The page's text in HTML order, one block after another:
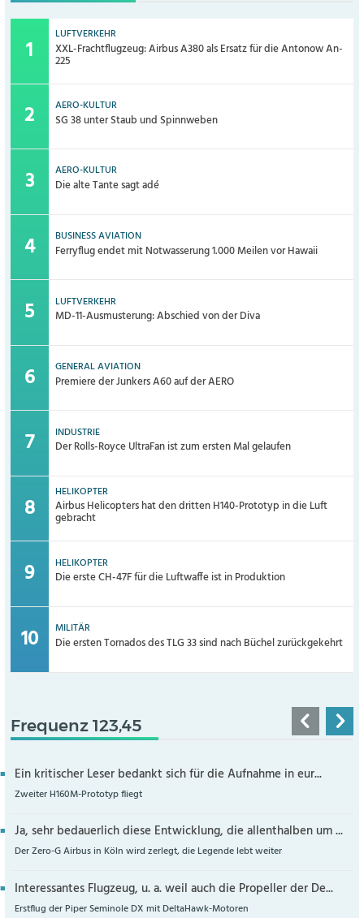
LUFTVERKEHR
XXL-Frachtflugzeug: Airbus A380 als Ersatz für die Antonow An-
225
AERO-KULTUR
SG 38 unter Staub und Spinnweben
AERO-KULTUR
Die alte Tante sagt adé
BUSINESS AVIATION
Ferryflug endet mit Notwasserung 1.000 Meilen vor Hawaii
LUFTVERKEHR
MD-11-Ausmusterung: Abschied von der Diva
GENERAL AVIATION
Premiere der Junkers A60 auf der AERO
INDUSTRIE
Der Rolls-Royce UltraFan ist zum ersten Mal gelaufen
HELIKOPTER
Airbus Helicopters hat den dritten H140-Prototyp in die Luft
gebracht
HELIKOPTER
Die erste CH-47F für die Luftwaffe ist in Produktion
MILITÄR
Die ersten Tornados des TLG 33 sind nach Büchel zurückgekehrt
Frequenz 123,45
Ein kritischer Leser bedankt sich für die Aufnahme in eur...
Zweiter H160M-Prototyp fliegt
Ja, sehr bedauerlich diese Entwicklung, die allenthalben um ...
Der Zero-G Airbus in Köln wird zerlegt, die Legende lebt weiter
Interessantes Flugzeug, u. a. weil auch die Propeller der De...
Erstflug der Piper Seminole DX mit DeltaHawk-Motoren